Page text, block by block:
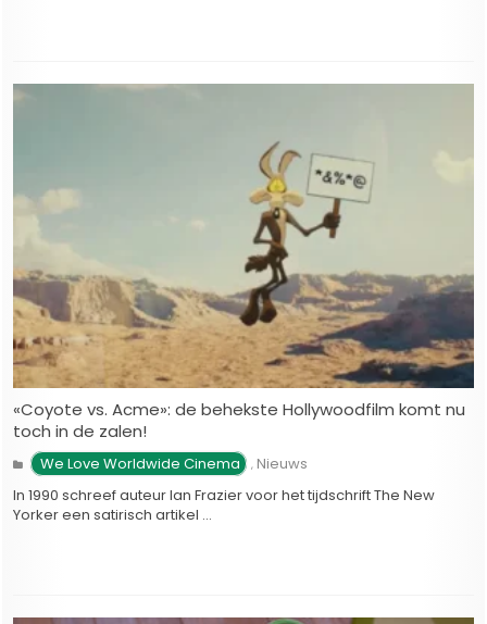
«Coyote vs. Acme»: de behekste Hollywoodfilm komt nu
toch in de zalen!
We Love Worldwide Cinema , Nieuws
In 1990 schreef auteur Ian Frazier voor het tijdschrift The New
Yorker een satirisch artikel …